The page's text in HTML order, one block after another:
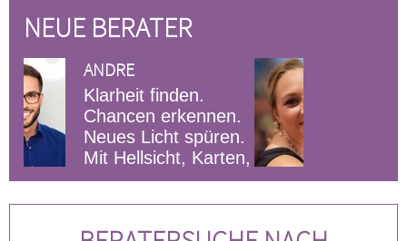
NEUE BERATER
spüren.
Karten,
über 3
Ich höre
aufmerksam zu und
helfe dir durch
ruhige, ehrliche
Gespräche deine Gedanken zu
sortieren und neue Perspektiven
euch